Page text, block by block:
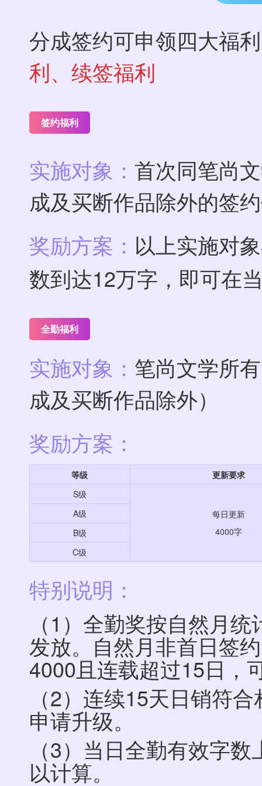
分成签约可申领四大福
利、续签福利
签约福利
实施对象： 首次同笔尚
成及买断作品除外的签
奖励方案： 以上实施对
数到达12万字，即可在
全勤福利
实施对象： 笔尚文学所
成及买断作品除外）
奖励方案：
等级
更新要求
S级
每日更新
4000字
A级
B级
C级
特别说明：
（1）全勤奖按自然月
发放。自然月非首日签
4000且连载超过15日，
（2）连续15天日销符
申请升级。
（3）当日全勤有效字
以计算。